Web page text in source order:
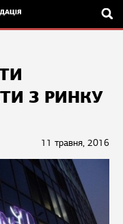
З РИНКУ
11 травня, 2016